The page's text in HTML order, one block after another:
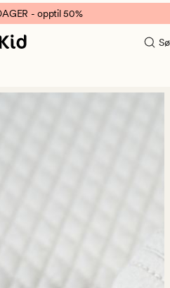
- opptil 50%